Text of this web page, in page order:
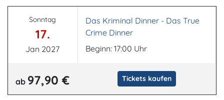
Sonntag
17.
Jan 2027
Das Kriminal Dinner - Das True
Crime Dinner
Beginn: 17:00 Uhr
ab 97,90 € Tickets kaufen